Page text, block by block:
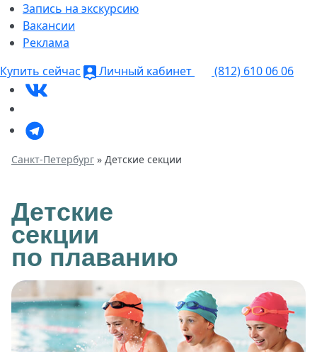
Запись на экскурсию
Вакансии
Реклама
Купить сейчас
Личный кабинет (812) 610 06 06
Санкт-Петербург » Детские секции
Детские
секции
по плаванию